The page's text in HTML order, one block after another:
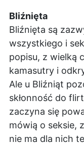
Bliźnięta
Bliźnięta są
wszystkiego i
popisu, z wielką
kamasutry i
Ale u Bliźniąt
skłonność do
zaczyna się
mówią o seksie,
nie ma dla nich